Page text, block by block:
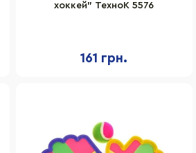
хоккей" ТехноК 5576
161 грн.